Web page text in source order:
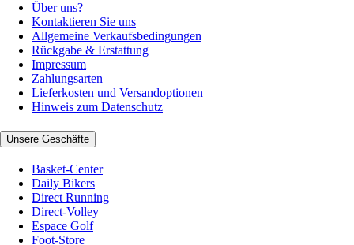
Über uns?
Kontaktieren Sie uns
Allgemeine Verkaufsbedingungen
Rückgabe & Erstattung
Impressum
Zahlungsarten
Lieferkosten und Versandoptionen
Hinweis zum Datenschutz
Unsere Geschäfte
Basket-Center
Daily Bikers
Direct Running
Direct-Volley
Espace Golf
Foot-Store